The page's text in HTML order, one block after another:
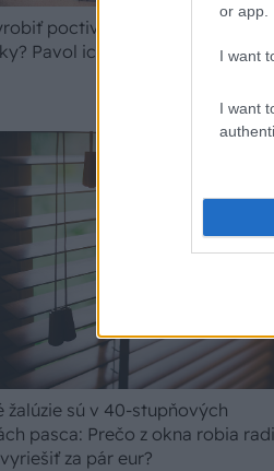
or app.
I want
I want
poctivú brezovú metlu, ktorá
Pavol ich takto vyrobil už
žalúzie sú v 40-stupňových
pasca: Prečo z okna robia
za pár eur?